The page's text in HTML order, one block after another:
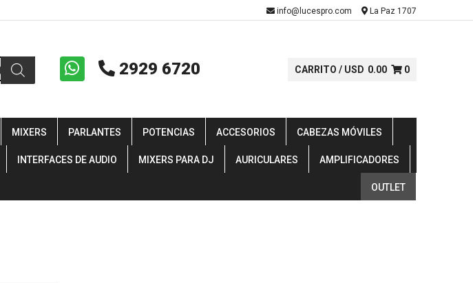
info@lucespro.com La Paz 1707
2929 6720 CARRITO / USD 0.00 0
MIXERS PARLANTES POTENCIAS ACCESORIOS CABEZAS MÓVILES
INTERFACES DE AUDIO MIXERS PARA DJ AURICULARES AMPLIFICADORES
OUTLET